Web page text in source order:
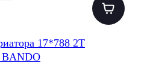
17*788 2T
BANDO